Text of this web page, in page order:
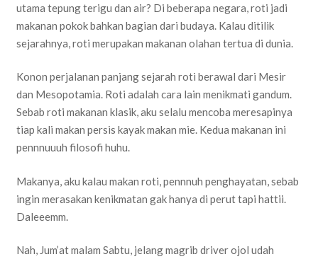
utama tepung terigu dan air? Di beberapa negara, roti jadi
makanan pokok bahkan bagian dari budaya. Kalau ditilik
sejarahnya, roti merupakan makanan olahan tertua di dunia.
Konon perjalanan panjang sejarah roti berawal dari Mesir
dan Mesopotamia. Roti adalah cara lain menikmati gandum.
Sebab roti makanan klasik, aku selalu mencoba meresapinya
tiap kali makan persis kayak makan mie. Kedua makanan ini
pennnuuuh filosofi huhu.
Makanya, aku kalau makan roti, pennnuh penghayatan, sebab
ingin merasakan kenikmatan gak hanya di perut tapi hattii.
Daleeemm.
Nah, Jum’at malam Sabtu, jelang magrib driver ojol udah